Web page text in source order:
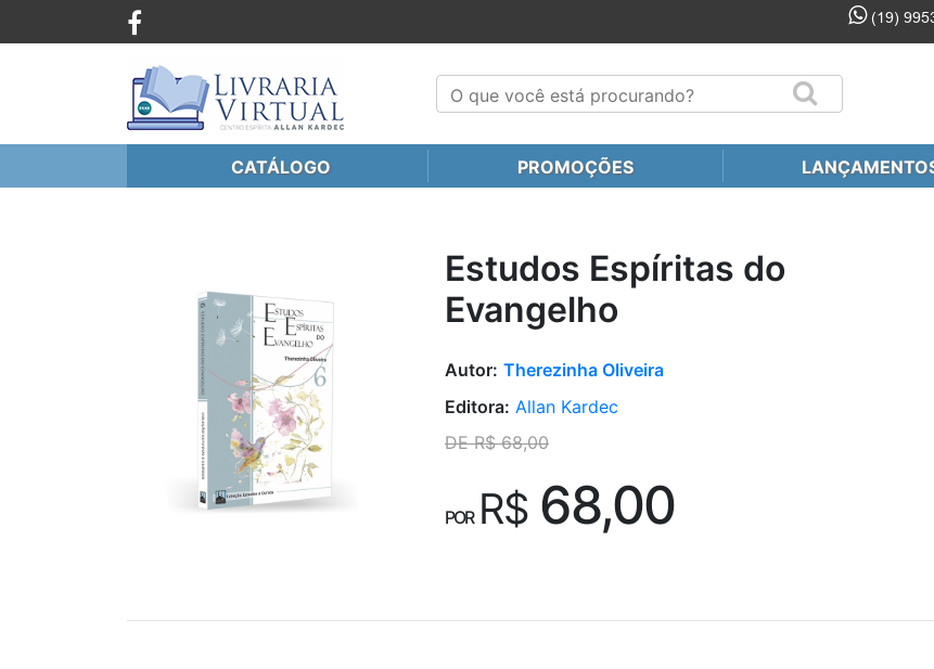
(19)
CATÁLOGO PROMOÇÕES
Estudos Espíritas do
Evangelho
Autor: Therezinha Oliveira
Editora: Allan Kardec
DE R$ 68,00
POR R$68,00